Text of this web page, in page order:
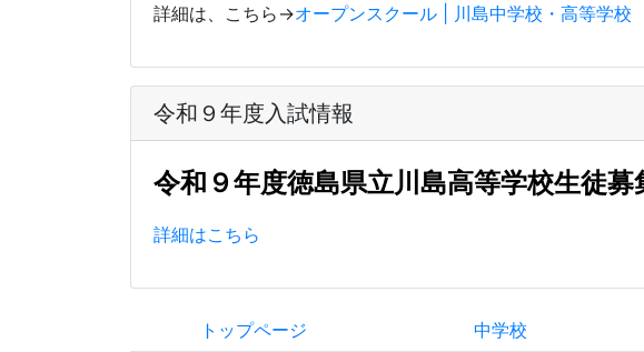
詳細は、こちら→オープンスクール | 川島中学校・高等学校
令和９年度入試情報
令和９年度徳島県立川島高等学校生徒
詳細はこちら
トップページ 中学校